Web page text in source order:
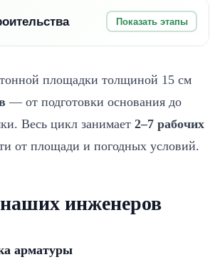
будущей площадки по проекту,
колышки и натягиваем шнур. Снимаем
размещения всех слоёв основания.
выравниваем и уплотняем
200 г/м²
укладываем геотекстиль плотностью
грунт и песчаную подушку,
площадки толщиной 15 см
— от подготовки основания до
Весь цикл занимает 2–7 рабочих
от площади и погодных условий.
инженеров
арматуры